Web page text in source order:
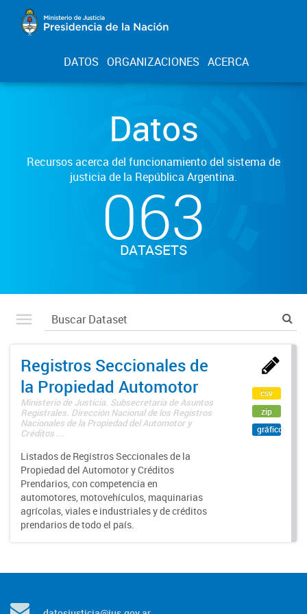
DATOS ORGANIZACIONES ACERCA
Datos
Recursos acerca del funcionamiento del sistema de
justicia de la República Argentina.
063
DATASETS
Registros Seccionales de
la Propiedad Automotor
Ministerio de Justicia. Subsecretaría de Asuntos
Registrales. Dirección Nacional de los Registros
Nacionales de la Propiedad del Automotor y
Créditos ...
Listados de Registros Seccionales de la
Propiedad del Automotor y Créditos
Prendarios, con competencia en
automotores, motovehículos, maquinarias
agrícolas, viales e industriales y de créditos
prendarios de todo el país.
csv
zip
gráfico